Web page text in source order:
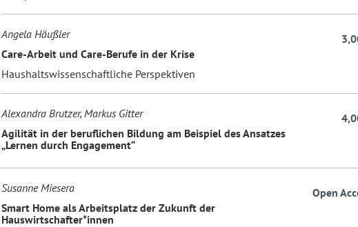
Angela Häußler
Care-Arbeit und Care-Berufe in der Krise
Haushaltswissenschaftliche Perspektiven
Alexandra Brutzer, Markus Gitter
Agilität in der beruflichen Bildung am Beispiel des Ansatzes
„Lernen durch Engagement“
Susanne Miesera
Smart Home als Arbeitsplatz der Zukunft der
Hauswirtschafter*innen
Open